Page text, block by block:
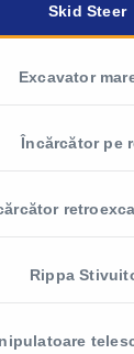
Skid Steer
Excavator
Încărcător pe
Rippa